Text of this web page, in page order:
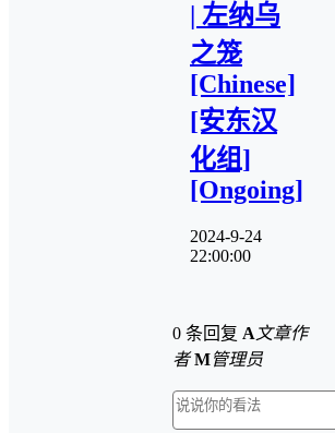
| 左纳乌
之笼
[Chinese]
[安东汉
化组]
[Ongoing]
2024-9-24
22:00:00
0 条回复 A 文章作
者 M管理员